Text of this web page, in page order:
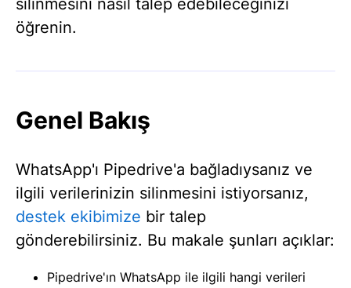
silinmesini nasıl talep edebileceğinizi
öğrenin.
Genel Bakış
WhatsApp'ı Pipedrive'a bağladıysanız ve
ilgili verilerinizin silinmesini istiyorsanız,
destek ekibimize bir talep
gönderebilirsiniz. Bu makale şunları açıklar:
Pipedrive'ın WhatsApp ile ilgili hangi verileri